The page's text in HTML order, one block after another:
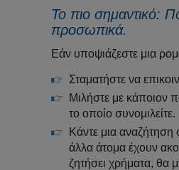
Το πιο σημαντικό:
προσωπικά.
Εάν υποψιάζεστε μια
Σταματήστε να
Μιλήστε με κάποιον
το οποίο συνομιλείτε.
Κάντε μια
άλλα άτομα έχουν
ζητήσει χρήματα, θα